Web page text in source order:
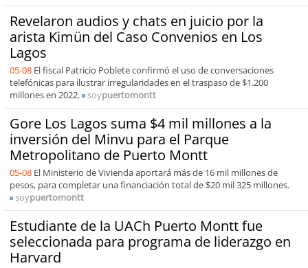
Revelaron audios y chats en juicio por la
arista Kimün del Caso Convenios en Los
Lagos
05-08 El fiscal Patricio Poblete confirmó el uso de conversaciones
telefónicas para ilustrar irregularidades en el traspaso de $1.200
millones en 2022.
soypuertomontt
Gore Los Lagos suma $4 mil millones a la
inversión del Minvu para el Parque
Metropolitano de Puerto Montt
05-08 El Ministerio de Vivienda aportará más de 16 mil millones de
pesos, para completar una financiación total de $20 mil 325 millones.
soypuertomontt
Estudiante de la UACh Puerto Montt fue
seleccionada para programa de liderazgo en
Harvard